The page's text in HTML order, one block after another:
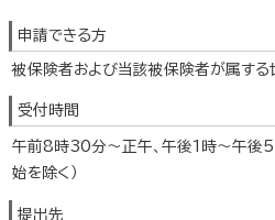
申請できる方
被保険者および当該被保険者が属する
受付時間
午前8時30分～正午、午後1時～午後5
始を除く）
提出先